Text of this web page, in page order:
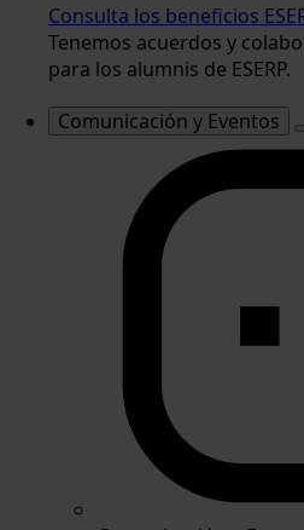
Consulta los beneficios
Tenemos acuerdos y
para los alumnis de ESERP.
Comunicación y Eventos